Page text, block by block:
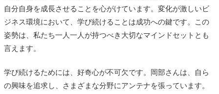
自分自身を成長させることを心がけています。変化が激しいビ
ジネス環境において、学び続けることは成功への鍵です。この
姿勢は、私たち一人一人が持つべき大切なマインドセットとも
言えます。
学び続けるためには、好奇心が不可欠です。岡部さんは、自ら
の興味を追求し、さまざまな分野にアンテナを張っています。